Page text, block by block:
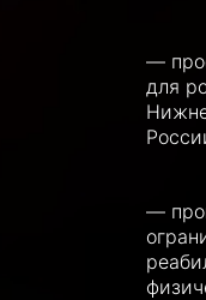
—
для
—